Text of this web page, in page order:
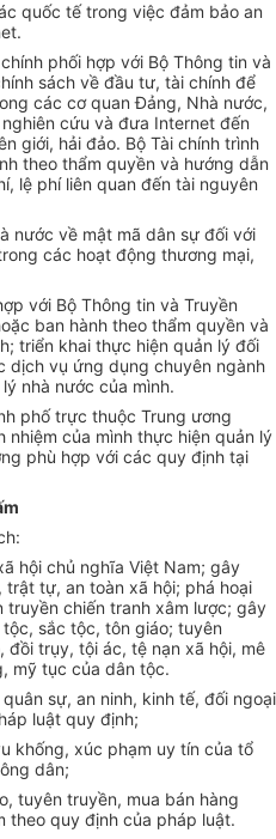
quốc tế trong việc đảm bảo an
phối hợp với Bộ Thông tin và
sách về đầu tư, tài chính để
các cơ quan Đảng, Nhà nước,
cứu và đưa Internet đến
giới, hải đảo. Bộ Tài chính trình
theo thẩm quyền và hướng dẫn
lệ phí liên quan đến tài nguyên
nước về mật mã dân sự đối với
các hoạt động thương mại,
với Bộ Thông tin và Truyền
ban hành theo thẩm quyền và
triển khai thực hiện quản lý đối
dịch vụ ứng dụng chuyên ngành
nhà nước của mình.
phố trực thuộc Trung ương
của mình thực hiện quản lý
phù hợp với các quy định tại
hội chủ nghĩa Việt Nam; gây
tự, an toàn xã hội; phá hoại
chiến tranh xâm lược; gây
sắc tộc, tôn giáo; tuyên
trụy, tội ác, tệ nạn xã hội, mê
mỹ tục của dân tộc.
sự, an ninh, kinh tế, đối ngoại
luật quy định;
khống, xúc phạm uy tín của tổ
dân;
tuyên truyền, mua bán hàng
theo quy định của pháp luật.